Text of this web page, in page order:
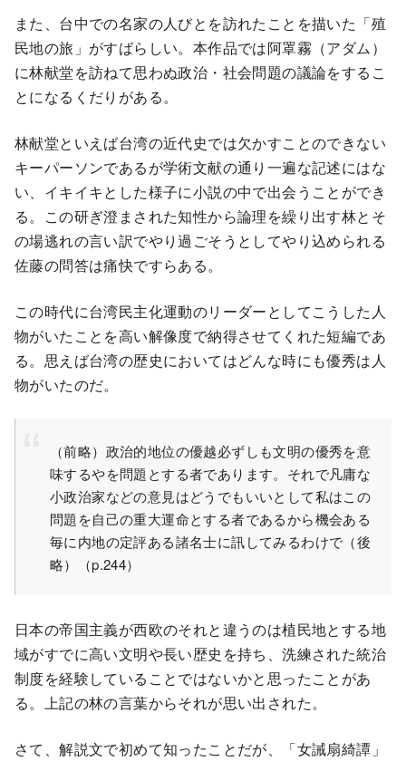
また、台中での名家の人びとを訪れたことを描いた「殖
民地の旅」がすばらしい。本作品では阿罩霧（アダム）
に林献堂を訪ねて思わぬ政治・社会問題の議論をするこ
とになるくだりがある。
林献堂といえば台湾の近代史では欠かすことのできない
キーパーソンであるが学術文献の通り一遍な記述にはな
い、イキイキとした様子に小説の中で出会うことができ
る。この研ぎ澄まされた知性から論理を繰り出す林とそ
の場逃れの言い訳でやり過ごそうとしてやり込められる
佐藤の問答は痛快ですらある。
この時代に台湾民主化運動のリーダーとしてこうした人
物がいたことを高い解像度で納得させてくれた短編であ
る。思えば台湾の歴史においてはどんな時にも優秀は人
物がいたのだ。
（前略）政治的地位の優越必ずしも文明の優秀を意
味するやを問題とする者であります。それで凡庸な
小政治家などの意見はどうでもいいとして私はこの
問題を自己の重大運命とする者であるから機会ある
毎に内地の定評ある諸名士に訊してみるわけで（後
略）（p.244）
日本の帝国主義が西欧のそれと違うのは植民地とする地
域がすでに高い文明や長い歴史を持ち、洗練された統治
制度を経験していることではないかと思ったことがあ
る。上記の林の言葉からそれが思い出された。
さて、解説文で初めて知ったことだが、「女誡扇綺譚」